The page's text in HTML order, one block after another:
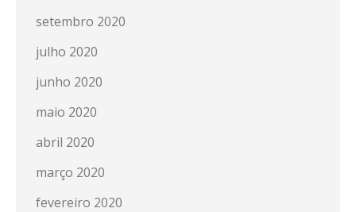
setembro 2020
julho 2020
junho 2020
maio 2020
abril 2020
março 2020
fevereiro 2020